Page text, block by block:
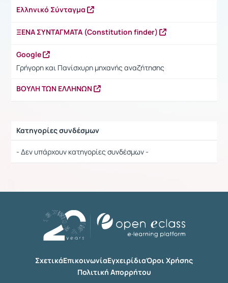
Ελληνικό Σύνταγμα
ΞΕΝΑ ΣΥΝΤΑΓΜΑΤΑ (Constitution finder)
Google
Γρήγορη και Πανίσχυρη μηχανής αναζήτησης
ΒΟΥΛΗ ΤΩΝ ΕΛΛΗΝΩΝ
Κατηγορίες συνδέσμων
- Δεν υπάρχουν κατηγορίες συνδέσμων -
ΣχετικάΕπικοινωνίαΕγχειρίδιαΌροι Χρήσης
Πολιτική Απορρήτου